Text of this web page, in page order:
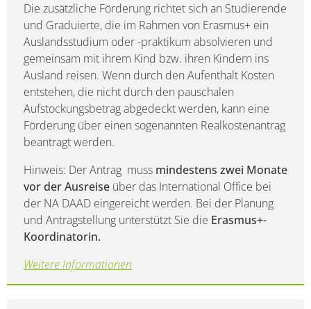
Die zusätzliche Förderung richtet sich an Studierende
und Graduierte, die im Rahmen von Erasmus+ ein
Auslandsstudium oder -praktikum absolvieren und
gemeinsam mit ihrem Kind bzw. ihren Kindern ins
Ausland reisen. Wenn durch den Aufenthalt Kosten
entstehen, die nicht durch den pauschalen
Aufstockungsbetrag abgedeckt werden, kann eine
Förderung über einen sogenannten Realkostenantrag
beantragt werden.
Hinweis: Der Antrag muss mindestens zwei Monate
vor der Ausreise über das International Office bei
der NA DAAD eingereicht werden. Bei der Planung
und Antragstellung unterstützt Sie die Erasmus+-
Koordinatorin.
Weitere Informationen